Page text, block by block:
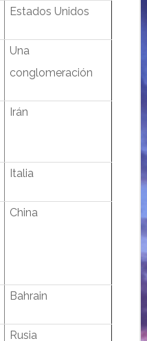
Estados Unidos
Una
conglomeración
Irán
Italia
China
Bahrain
Rusia